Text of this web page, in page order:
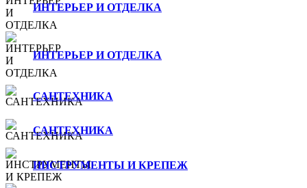
ИНТЕРЬЕР И ОТДЕЛКА
ИНТЕРЬЕР И ОТДЕЛКА
САНТЕХНИКА
САНТЕХНИКА
ИНСТРУМЕНТЫ И КРЕПЕЖ